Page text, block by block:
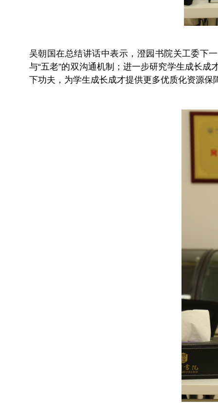
吴朝国在总结讲话中表示，澄园书院关工委下
与“五老”的双沟通机制；进一步研究学生成长
下功夫，为学生成长成才提供更多优质化资源保